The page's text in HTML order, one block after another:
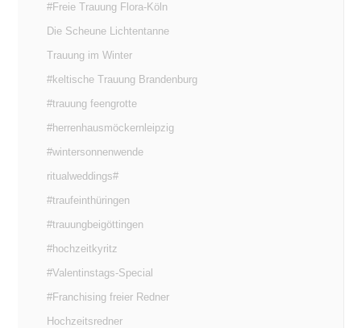
#Freie Trauung Flora-Köln
Die Scheune Lichtentanne
Trauung im Winter
#keltische Trauung Brandenburg
#trauung feengrotte
#herrenhausmöckernleipzig
#wintersonnenwende
ritualweddings#
#traufeinthüringen
#trauungbeigöttingen
#hochzeitkyritz
#Valentinstags-Special
#Franchising freier Redner
Hochzeitsredner